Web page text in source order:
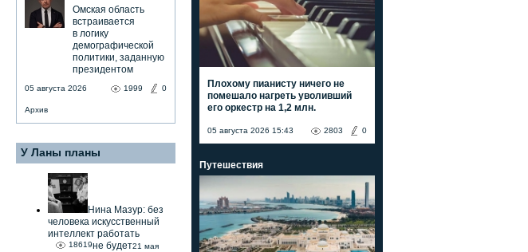
Омская область
встраивается
в логику
демографической
политики, заданную
президентом
1999 0
05 августа 2026
Архив
У Ланы планы
Нина Мазур: без
человека искусственный
интеллект работать
не будет
18619
21 мая
Плохому пианисту ничего не
помешало нагреть уволивший
его оркестр на 1,2 млн.
05 августа 2026 15:43 0
2803
Путешествия